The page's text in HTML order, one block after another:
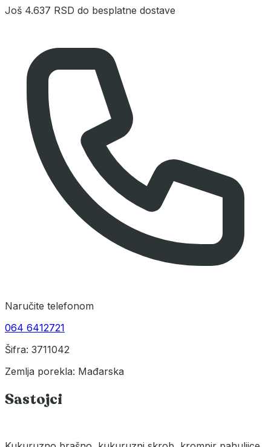
Još 4.637 RSD do besplatne dostave
Naručite telefonom
064 6412721
Šifra: 3711042
Zemlja porekla: Mađarska
Sastojci